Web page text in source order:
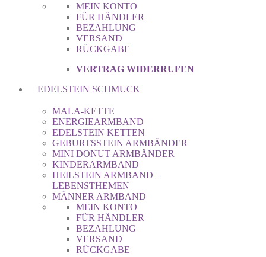
MEIN KONTO
FÜR HÄNDLER
BEZAHLUNG
VERSAND
RÜCKGABE
VERTRAG WIDERRUFEN
EDELSTEIN SCHMUCK
MALA-KETTE
ENERGIEARMBAND
EDELSTEIN KETTEN
GEBURTSSTEIN ARMBÄNDER
MINI DONUT ARMBÄNDER
KINDERARMBAND
HEILSTEIN ARMBAND –
LEBENSTHEMEN
MÄNNER ARMBAND
MEIN KONTO
FÜR HÄNDLER
BEZAHLUNG
VERSAND
RÜCKGABE